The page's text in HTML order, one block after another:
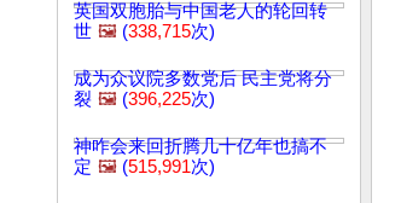
英国双胞胎与中国老人的轮回转
世 🖼️ (338,715次)
成为众议院多数党后 民主党将分
裂 🖼️ (396,225次)
神咋会来回折腾几十亿年也搞不
定 🖼️ (515,991次)